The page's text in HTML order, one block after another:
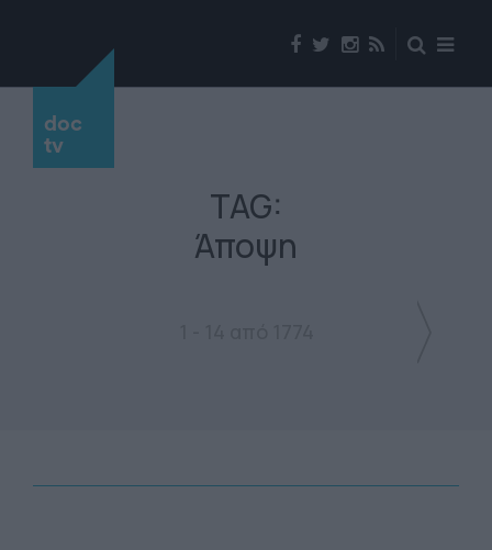
doc
tv
TAG:
Άποψη